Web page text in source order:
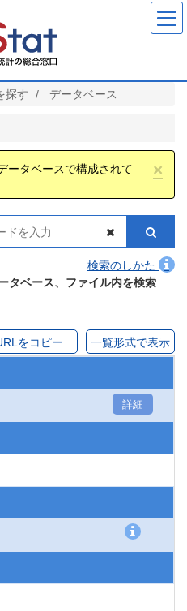
探す データベース
×
ータベースで構成されて
検索のしかた
タベース、ファイル内を検索
をコピー 一覧形式で表示
詳細